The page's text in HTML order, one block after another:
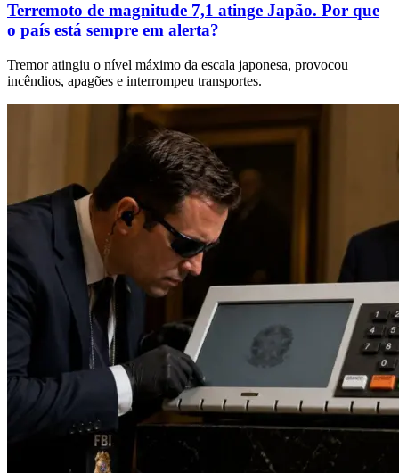
Terremoto de magnitude 7,1 atinge Japão. Por que
o país está sempre em alerta?
Tremor atingiu o nível máximo da escala japonesa, provocou
incêndios, apagões e interrompeu transportes.